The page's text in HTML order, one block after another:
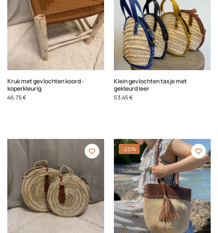
Kruk met gevlochten koord -
koperkleurig
46,75 €
Klein gevlochten tasje met
gekleurd leer
53,45 €
-20%